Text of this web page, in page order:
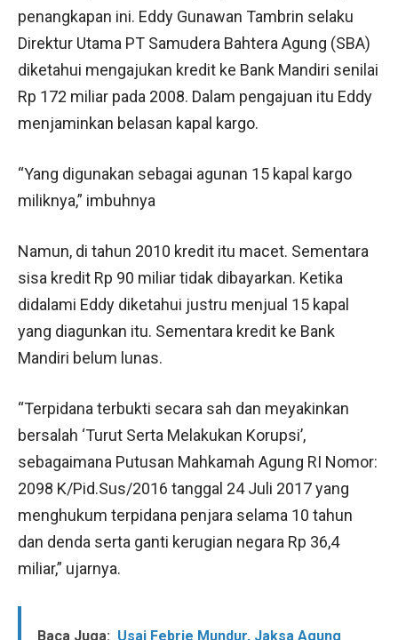
penangkapan ini. Eddy Gunawan Tambrin selaku
Direktur Utama PT Samudera Bahtera Agung (SBA)
diketahui mengajukan kredit ke Bank Mandiri senilai
Rp 172 miliar pada 2008. Dalam pengajuan itu Eddy
menjaminkan belasan kapal kargo.
“Yang digunakan sebagai agunan 15 kapal kargo
miliknya,” imbuhnya
Namun, di tahun 2010 kredit itu macet. Sementara
sisa kredit Rp 90 miliar tidak dibayarkan. Ketika
didalami Eddy diketahui justru menjual 15 kapal
yang diagunkan itu. Sementara kredit ke Bank
Mandiri belum lunas.
“Terpidana terbukti secara sah dan meyakinkan
bersalah ‘Turut Serta Melakukan Korupsi’,
sebagaimana Putusan Mahkamah Agung RI Nomor:
2098 K/Pid.Sus/2016 tanggal 24 Juli 2017 yang
menghukum terpidana penjara selama 10 tahun
dan denda serta ganti kerugian negara Rp 36,4
miliar,” ujarnya.
Baca Juga: Usai Febrie Mundur, Jaksa Agung